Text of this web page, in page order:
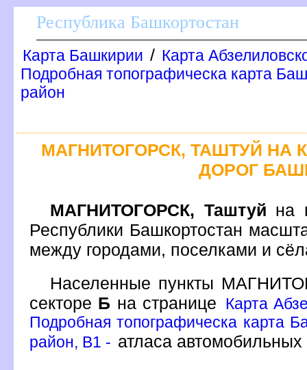
Республика Башкортостан
Карта Башкирии / Карта
Подробная топографическа карта
район
МАГНИТОГОРСК, ТАШТУЙ НА
ДОРОГ
МАГНИТОГОРСК, Таштуй на
Республики Башкортостан
между городами, поселками и
Населенные пункты
секторе Б на странице Карта
Подробная топографическа карта
район, B1 - атласа